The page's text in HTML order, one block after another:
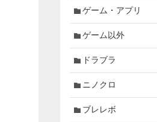
ゲーム・アプリ
ゲーム以外
ドラブラ
ニノクロ
ブレレボ